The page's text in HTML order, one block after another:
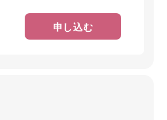
申し込む